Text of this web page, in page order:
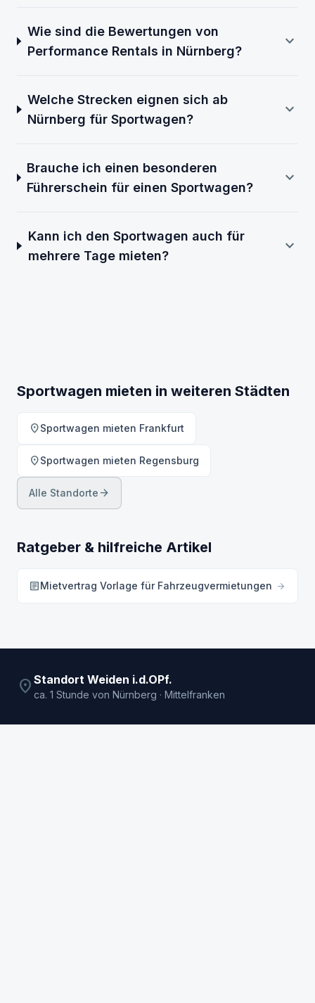
Wie sind die Bewertungen von
Performance Rentals in Nürnberg?
expand_more
Welche Strecken eignen sich ab
Nürnberg für Sportwagen?
expand_more
Brauche ich einen besonderen
Führerschein für einen Sportwagen?
expand_more
Kann ich den Sportwagen auch für
mehrere Tage mieten?
expand_more
Sportwagen mieten in weiteren Städten
location_onSportwagen mieten Frankfurt
location_onSportwagen mieten Regensburg
Alle Standorte arrow_forward
Ratgeber & hilfreiche Artikel
articleMietvertrag Vorlage für Fahrzeugvermietungen arrow_forward
location_on Standort Weiden i.d.OPf.
ca. 1 Stunde von Nürnberg · Mittelfranken